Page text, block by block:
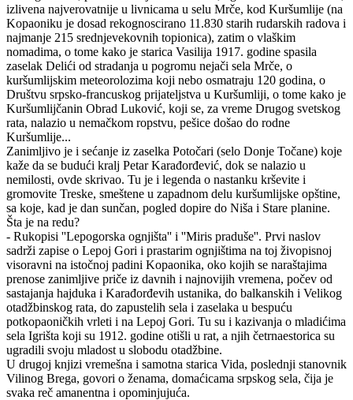
izlivena najverovatnije u livnicama u selu Mrče, kod Kuršumlije (na
Kopaoniku je dosad rekognoscirano 11.830 starih rudarskih radova i
najmanje 215 srednjevekovnih topionica), zatim o vlaškim
nomadima, o tome kako je starica Vasilija 1917. godine spasila
zaselak Delići od stradanja u pogromu nejači sela Mrče, o
kuršumlijskim meteorolozima koji nebo osmatraju 120 godina, o
Društvu srpsko-francuskog prijateljstva u Kuršumliji, o tome kako je
Kuršumlijčanin Obrad Luković, koji se, za vreme Drugog svetskog
rata, nalazio u nemačkom ropstvu, pešice došao do rodne
Kuršumlije...
Zanimljivo je i sećanje iz zaselka Potočari (selo Donje Točane) koje
kaže da se budući kralj Petar Karađorđević, dok se nalazio u
nemilosti, ovde skrivao. Tu je i legenda o nastanku krševite i
gromovite Treske, smeštene u zapadnom delu kuršumlijske opštine,
sa koje, kad je dan sunčan, pogled dopire do Niša i Stare planine.
Šta je na redu?
- Rukopisi ''Lepogorska ognjišta'' i ''Miris praduše''. Prvi naslov
sadrži zapise o Lepoj Gori i prastarim ognjištima na toj živopisnoj
visoravni na istočnoj padini Kopaonika, oko kojih se naraštajima
prenose zanimljive priče iz davnih i najnovijih vremena, počev od
sastajanja hajduka i Karađorđevih ustanika, do balkanskih i Velikog
otadžbinskog rata, do zapustelih sela i zaselaka u bespuću
potkopaoničkih vrleti i na Lepoj Gori. Tu su i kazivanja o mladićima
sela Igrišta koji su 1912. godine otišli u rat, a njih četrnaestorica su
ugradili svoju mladost u slobodu otadžbine.
U drugoj knjizi vremešna i samotna starica Vida, poslednji stanovnik
Vilinog Brega, govori o ženama, domaćicama srpskog sela, čija je
svaka reč amanentna i opominjujuća.